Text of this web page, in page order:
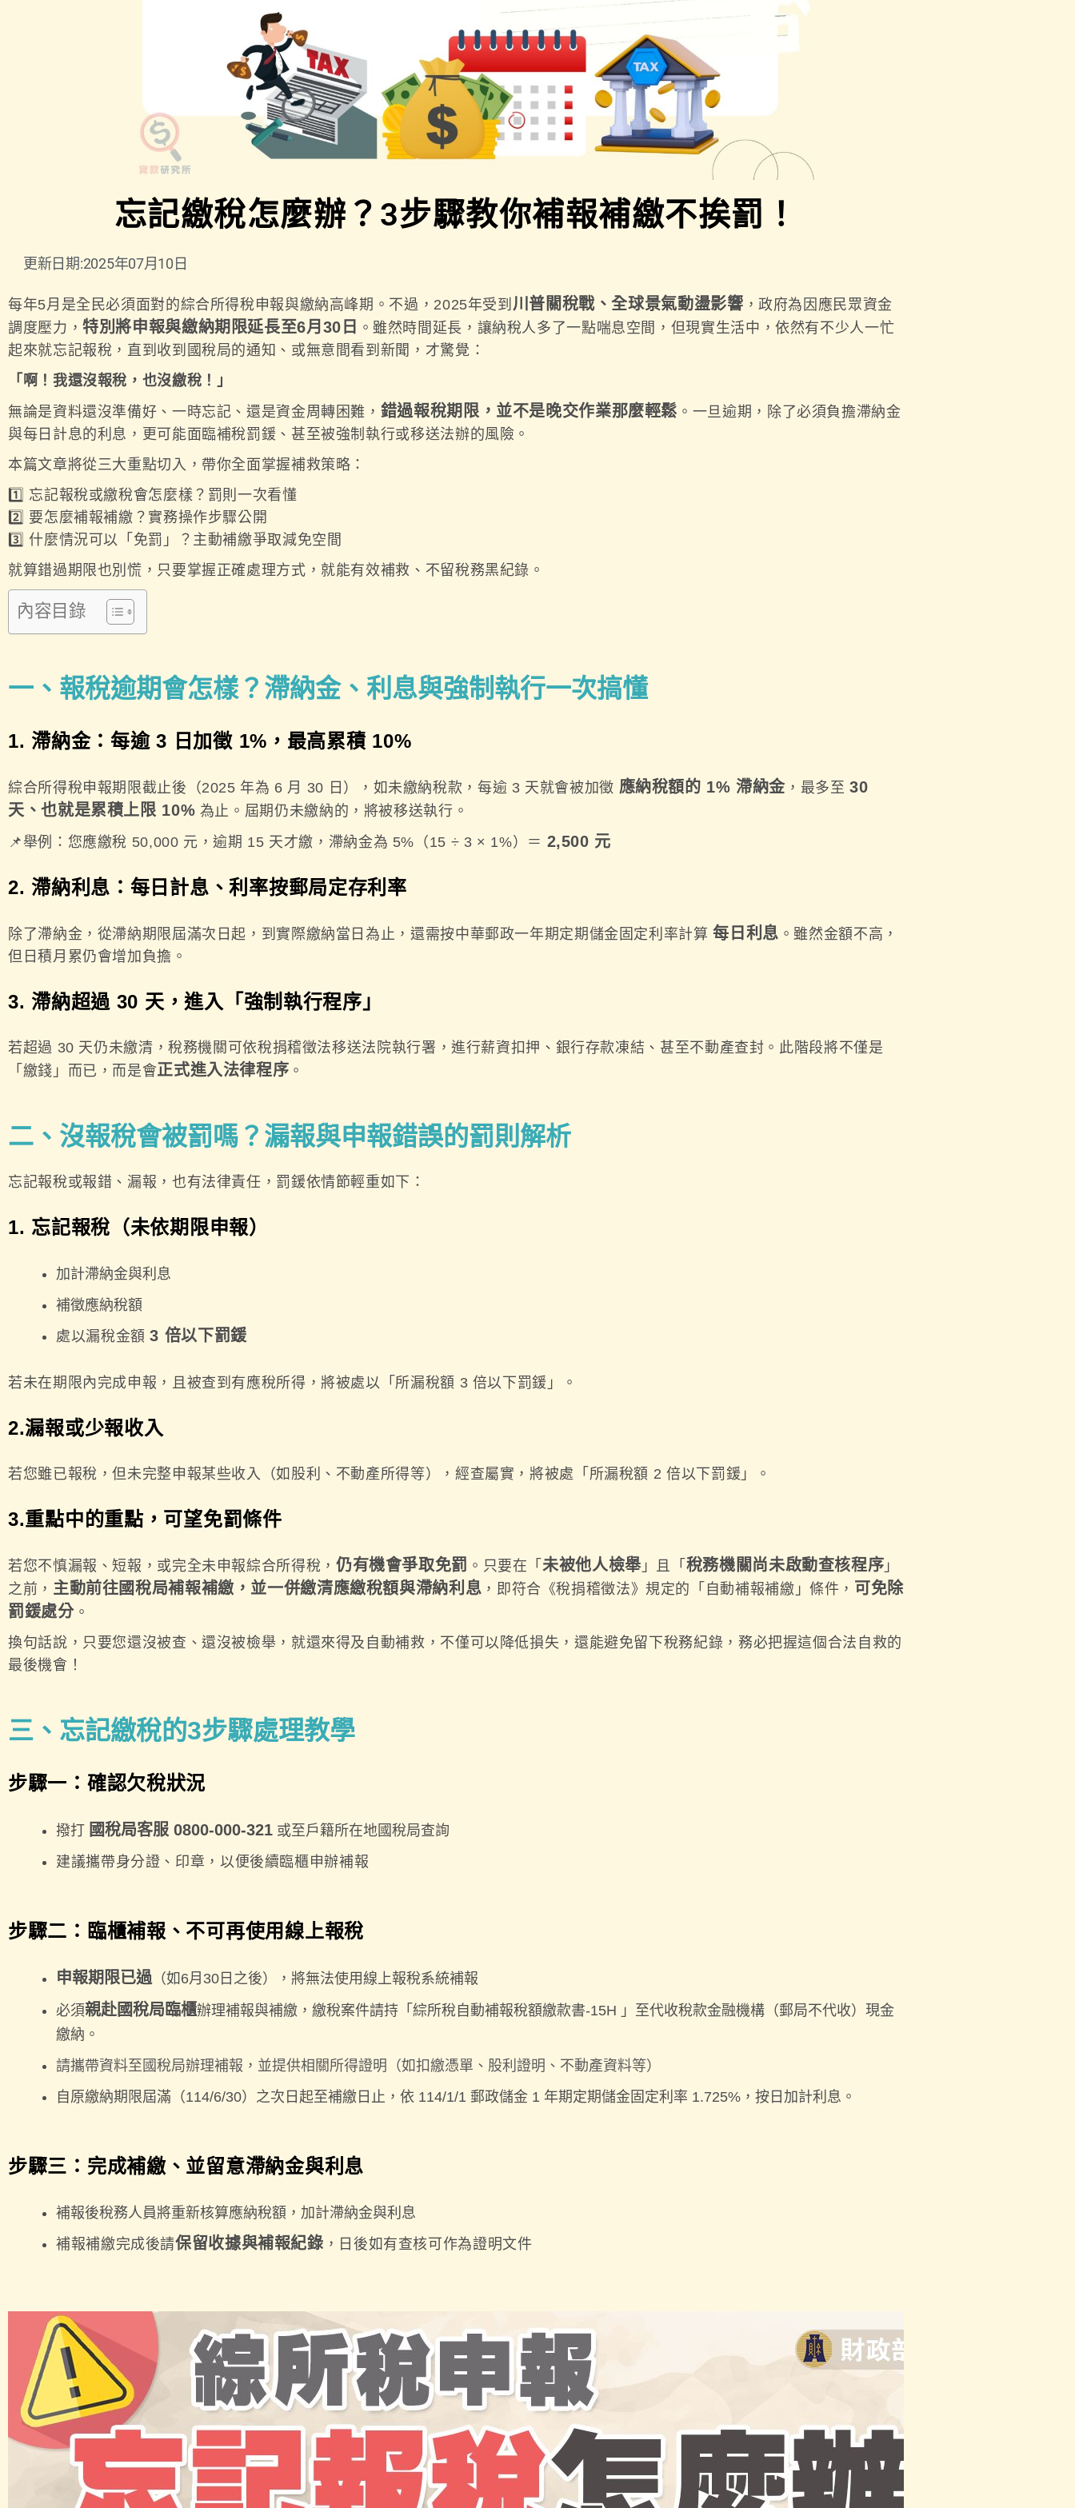
忘記繳稅怎麼辦？3步驟教你補報補繳不挨罰！
更新日期:2025年07月10日
每年5月是全民必須面對的綜合所得稅申報與繳納高峰期。不過，2025年受到 川普關稅戰、全球景氣動盪影響 ，政府為因應民眾資金
調度壓力，特別將申報與繳納期限延長至6月30日 。雖然時間延長，讓納稅人多了一點喘息空間，但現實生活中，依然有不少人一忙
起來就忘記報稅，直到收到國稅局的通知、或無意間看到新聞，才驚覺：
「啊！我還沒報稅，也沒繳稅！」
無論是資料還沒準備好、一時忘記、還是資金周轉困難， 錯過報稅期限，並不是晚交作業那麼輕鬆 。一旦逾期，除了必須負擔滯納金
與每日計息的利息，更可能面臨補稅罰鍰、甚至被強制執行或移送法辦的風險。
本篇文章將從三大重點切入，帶你全面掌握補救策略：
1️⃣ 忘記報稅或繳稅會怎麼樣？罰則一次看懂
2️⃣ 要怎麼補報補繳？實務操作步驟公開
3️⃣ 什麼情況可以「免罰」？主動補繳爭取減免空間
就算錯過期限也別慌，只要掌握正確處理方式，就能有效補救、不留稅務黑紀錄。
內容目錄
一、報稅逾期會怎樣？滯納金、利息與強制執行一次搞懂
1. 滯納金：每逾 3 日加徵 1%，最高累積 10%
綜合所得稅申報期限截止後（2025 年為 6 月 30 日），如未繳納稅款，每逾 3 天就會被加徵 應納稅額的 1% 滯納金 ，最多至30
天、也就是累積上限 10% 為止。屆期仍未繳納的，將被移送執行。
📌舉例：您應繳稅 50,000 元，逾期 15 天才繳，滯納金為 5%（15 ÷ 3 × 1%）＝ 2,500 元
2. 滯納利息：每日計息、利率按郵局定存利率
除了滯納金，從滯納期限屆滿次日起，到實際繳納當日為止，還需按中華郵政一年期定期儲金固定利率計算每日利息 。雖然金額不高，
但日積月累仍會增加負擔。
3. 滯納超過 30 天，進入「強制執行程序」
若超過 30 天仍未繳清，稅務機關可依稅捐稽徵法移送法院執行署，進行薪資扣押、銀行存款凍結、甚至不動產查封。此階段將不僅是
「繳錢」而已，而是會正式進入法律程序 。
二、沒報稅會被罰嗎？漏報與申報錯誤的罰則解析
忘記報稅或報錯、漏報，也有法律責任，罰鍰依情節輕重如下：
1. 忘記報稅（未依期限申報）
加計滯納金與利息
補徵應納稅額
處以漏稅金額3 倍以下罰鍰
若未在期限內完成申報，且被查到有應稅所得，將被處以「所漏稅額 3 倍以下罰鍰」。
2.漏報或少報收入
若您雖已報稅，但未完整申報某些收入（如股利、不動產所得等），經查屬實，將被處「所漏稅額 2 倍以下罰鍰」。
3.重點中的重點，可望免罰條件
若您不慎漏報、短報，或完全未申報綜合所得稅， 仍有機會爭取免罰 。只要在「未被他人檢舉」且「 稅務機關尚未啟動查核程序 」
之前， 主動前往國稅局補報補繳，並一併繳清應繳稅額與滯納利息 ，即符合《稅捐稽徵法》規定的「自動補報補繳」條件， 可免除
罰鍰處分。
換句話說，只要您還沒被查、還沒被檢舉，就還來得及自動補救，不僅可以降低損失，還能避免留下稅務紀錄，務必把握這個合法自救的
最後機會！
三、忘記繳稅的3步驟處理教學
步驟一：確認欠稅狀況
撥打 國稅局客服 0800-000-321 或至戶籍所在地國稅局查詢
建議攜帶身分證、印章，以便後續臨櫃申辦補報
步驟二：臨櫃補報、不可再使用線上報稅
申報期限已過 （如6月30日之後），將無法使用線上報稅系統補報
必須親赴國稅局臨櫃辦理補報與補繳，繳稅案件請持「綜所稅自動補報稅額繳款書-15H 」至代收稅款金融機構（郵局不代收）現金
繳納。
請攜帶資料至國稅局辦理補報，並提供相關所得證明（如扣繳憑單、股利證明、不動產資料等）
自原繳納期限屆滿（114/6/30）之次日起至補繳日止，依 114/1/1 郵政儲金 1 年期定期儲金固定利率 1.725%，按日加計利息。
步驟三：完成補繳、並留意滯納金與利息
補報後稅務人員將重新核算應納稅額，加計滯納金與利息
補報補繳完成後請保留收據與補報紀錄 ，日後如有查核可作為證明文件